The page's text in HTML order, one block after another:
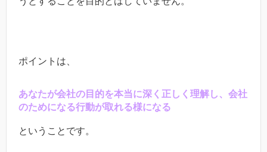
ポイントは、
あなたが会社の目的を本当に深く正しく理解し、会社
のためになる行動が取れる様になる
ということです。